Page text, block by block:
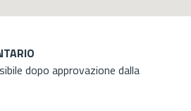
dopo approvazione dalla